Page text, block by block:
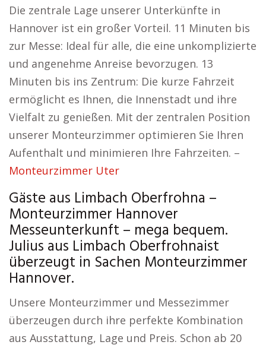
Die zentrale Lage unserer Unterkünfte in
Hannover ist ein großer Vorteil. 11 Minuten bis
zur Messe: Ideal für alle, die eine unkomplizierte
und angenehme Anreise bevorzugen. 13
Minuten bis ins Zentrum: Die kurze Fahrzeit
ermöglicht es Ihnen, die Innenstadt und ihre
Vielfalt zu genießen. Mit der zentralen Position
unserer Monteurzimmer optimieren Sie Ihren
Aufenthalt und minimieren Ihre Fahrzeiten. –
Monteurzimmer Uter
Gäste aus Limbach Oberfrohna –
Monteurzimmer Hannover
Messeunterkunft – mega bequem.
Julius aus Limbach Oberfrohnaist
überzeugt in Sachen Monteurzimmer
Hannover.
Unsere Monteurzimmer und Messezimmer
überzeugen durch ihre perfekte Kombination
aus Ausstattung, Lage und Preis. Schon ab 20